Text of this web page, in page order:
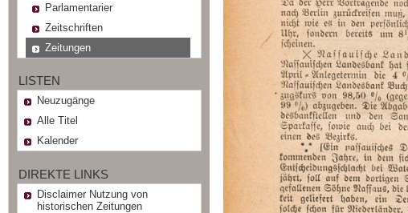
Parlamentarier
Zeitschriften
Zeitungen
LISTEN
Neuzugänge
Alle Titel
Kalender
DIREKTE LINKS
Disclaimer Nutzung von
historischen Zeitungen